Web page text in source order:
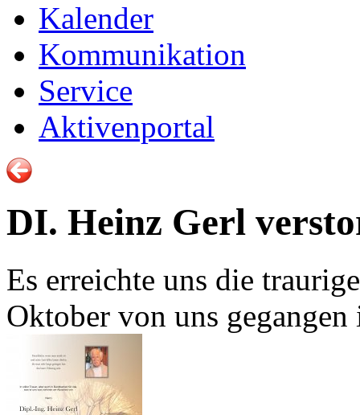
Kalender
Kommunikation
Service
Aktivenportal
DI. Heinz Gerl
Es erreichte uns die
Oktober von uns gegangen